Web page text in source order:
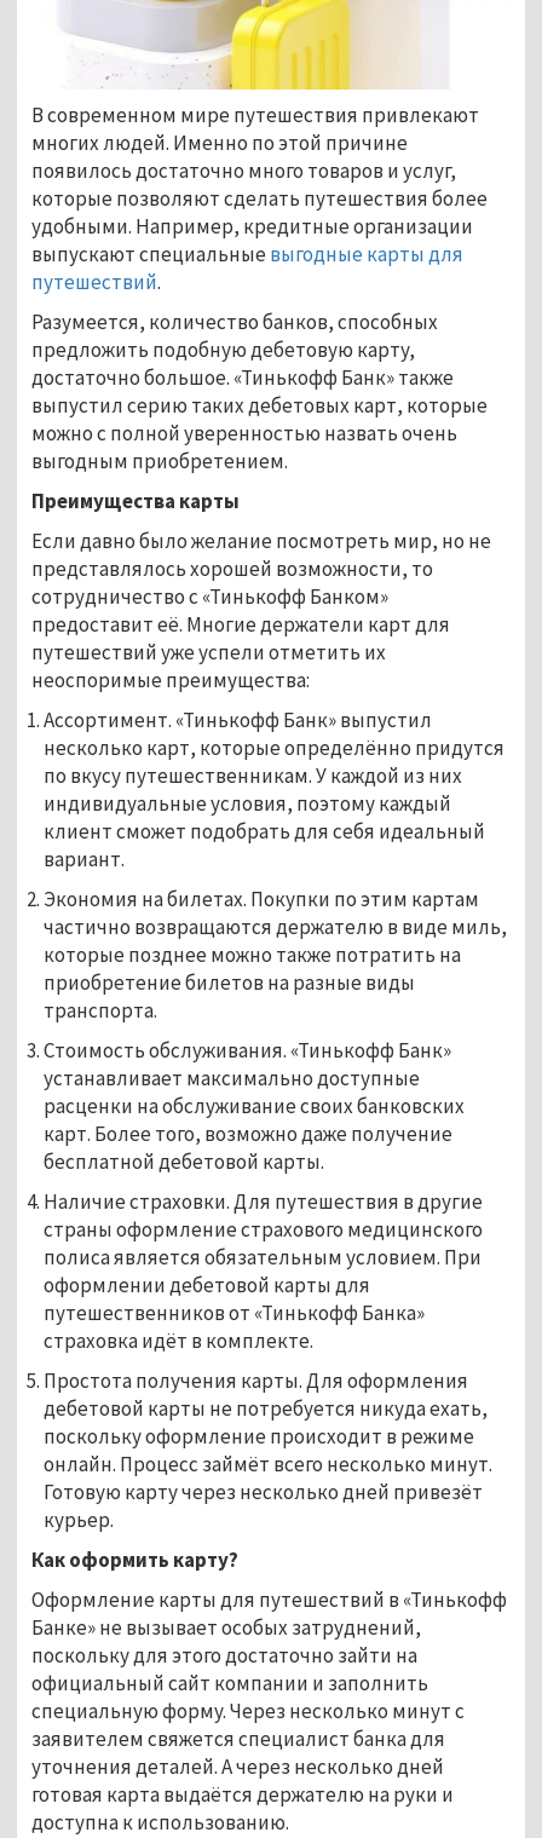
В современном мире путешествия привлекают
многих людей. Именно по этой причине
появилось достаточно много товаров и услуг,
которые позволяют сделать путешествия более
удобными. Например, кредитные организации
выпускают специальные выгодные карты для
путешествий.
Разумеется, количество банков, способных
предложить подобную дебетовую карту,
достаточно большое. «Тинькофф Банк» также
выпустил серию таких дебетовых карт, которые
можно с полной уверенностью назвать очень
выгодным приобретением.
Преимущества карты
Если давно было желание посмотреть мир, но не
представлялось хорошей возможности, то
сотрудничество с «Тинькофф Банком»
предоставит её. Многие держатели карт для
путешествий уже успели отметить их
неоспоримые преимущества:
Ассортимент. «Тинькофф Банк» выпустил
несколько карт, которые определённо придутся
по вкусу путешественникам. У каждой из них
индивидуальные условия, поэтому каждый
клиент сможет подобрать для себя идеальный
вариант.
Экономия на билетах. Покупки по этим картам
частично возвращаются держателю в виде миль,
которые позднее можно также потратить на
приобретение билетов на разные виды
транспорта.
Стоимость обслуживания. «Тинькофф Банк»
устанавливает максимально доступные
расценки на обслуживание своих банковских
карт. Более того, возможно даже получение
бесплатной дебетовой карты.
Наличие страховки. Для путешествия в другие
страны оформление страхового медицинского
полиса является обязательным условием. При
оформлении дебетовой карты для
путешественников от «Тинькофф Банка»
страховка идёт в комплекте.
Простота получения карты. Для оформления
дебетовой карты не потребуется никуда ехать,
поскольку оформление происходит в режиме
онлайн. Процесс займёт всего несколько минут.
Готовую карту через несколько дней привезёт
курьер.
Как оформить карту?
Оформление карты для путешествий в «Тинькофф
Банке» не вызывает особых затруднений,
поскольку для этого достаточно зайти на
официальный сайт компании и заполнить
специальную форму. Через несколько минут с
заявителем свяжется специалист банка для
уточнения деталей. А через несколько дней
готовая карта выдаётся держателю на руки и
доступна к использованию.